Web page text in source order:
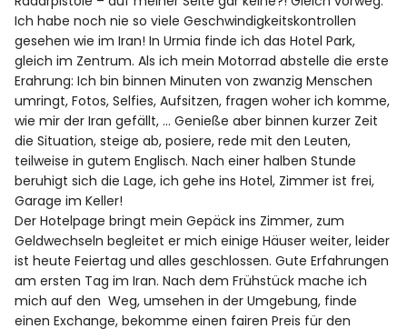
Ich habe noch nie so viele Geschwindigkeitskontrollen
gesehen wie im Iran! In Urmia finde ich das Hotel Park,
gleich im Zentrum. Als ich mein Motorrad abstelle die erste
Erahrung: Ich bin binnen Minuten von zwanzig Menschen
umringt, Fotos, Selfies, Aufsitzen, fragen woher ich komme,
wie mir der Iran gefällt, … Genieße aber binnen kurzer Zeit
die Situation, steige ab, posiere, rede mit den Leuten,
teilweise in gutem Englisch. Nach einer halben Stunde
beruhigt sich die Lage, ich gehe ins Hotel, Zimmer ist frei,
Garage im Keller!
Der Hotelpage bringt mein Gepäck ins Zimmer, zum
Geldwechseln begleitet er mich einige Häuser weiter, leider
ist heute Feiertag und alles geschlossen. Gute Erfahrungen
am ersten Tag im Iran. Nach dem Frühstück mache ich
mich auf den Weg, umsehen in der Umgebung, finde
einen Exchange, bekomme einen fairen Preis für den